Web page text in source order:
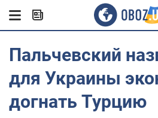
Пальчевский
для Украины
догнать Турцию